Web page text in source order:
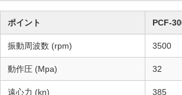
ポイント PCF-
振動周波数 (rpm) 3500
動作圧 (Mpa) 32
遠心力 (kn) 385